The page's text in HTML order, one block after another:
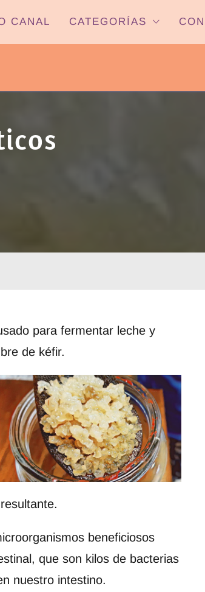
CANAL CATEGORÍAS
NEWS
para fermentar leche y
de kéfir.
beneficiosos
que son kilos de bacterias
nuestro intestino.